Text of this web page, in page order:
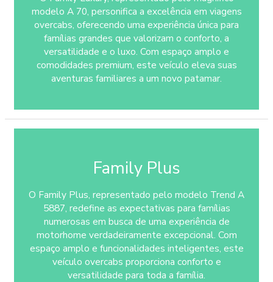
modelo A 70, personifica a excelência em viagens
overcabs, oferecendo uma experiência única para
famílias grandes que valorizam o conforto, a
versatilidade e o luxo. Com espaço amplo e
comodidades premium, este veículo eleva suas
aventuras familiares a um novo patamar.
Family Plus
O Family Plus, representado pelo modelo Trend A
5887, redefine as expectativas para famílias
numerosas em busca de uma experiência de
motorhome verdadeiramente excepcional. Com
espaço amplo e funcionalidades inteligentes, este
veículo overcabs proporciona conforto e
versatilidade para toda a família.